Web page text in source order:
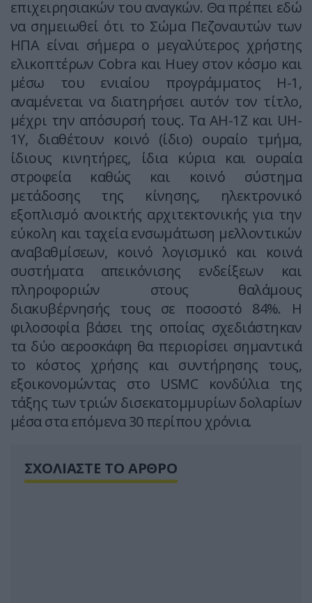
επιχειρησιακών του αναγκών. Θα πρέπει εδώ
να σημειωθεί ότι το Σώμα Πεζοναυτών των
ΗΠΑ είναι σήμερα ο μεγαλύτερος χρήστης
ελικοπτέρων Cobra και Huey στον κόσμο και
μέσω του ενιαίου προγράμματος Η-1,
αναμένεται να διατηρήσει αυτόν τον τίτλο,
μέχρι την απόσυρσή τους. Τα AH-1Z και UH-
1Y, διαθέτουν κοινό (ίδιο) ουραίο τμήμα,
ίδιους κινητήρες, ίδια κύρια και ουραία
στροφεία καθώς και κοινό σύστημα
μετάδοσης της κίνησης, ηλεκτρονικό
εξοπλισμό ανοικτής αρχιτεκτονικής για την
εύκολη και ταχεία ενσωμάτωση μελλοντικών
αναβαθμίσεων, κοινό λογισμικό και κοινά
συστήματα απεικόνισης ενδείξεων και
πληροφοριών στους θαλάμους
διακυβέρνησής τους σε ποσοστό 84%. Η
φιλοσοφία βάσει της οποίας σχεδιάστηκαν
τα δύο αεροσκάφη θα περιορίσει σημαντικά
το κόστος χρήσης και συντήρησης τους,
εξοικονομώντας στο USMC κονδύλια της
τάξης των τριών δισεκατομμυρίων δολαρίων
μέσα στα επόμενα 30 περίπου χρόνια.
ΣΧΟΛΙΑΣΤΕ ΤΟ ΑΡΘΡΟ